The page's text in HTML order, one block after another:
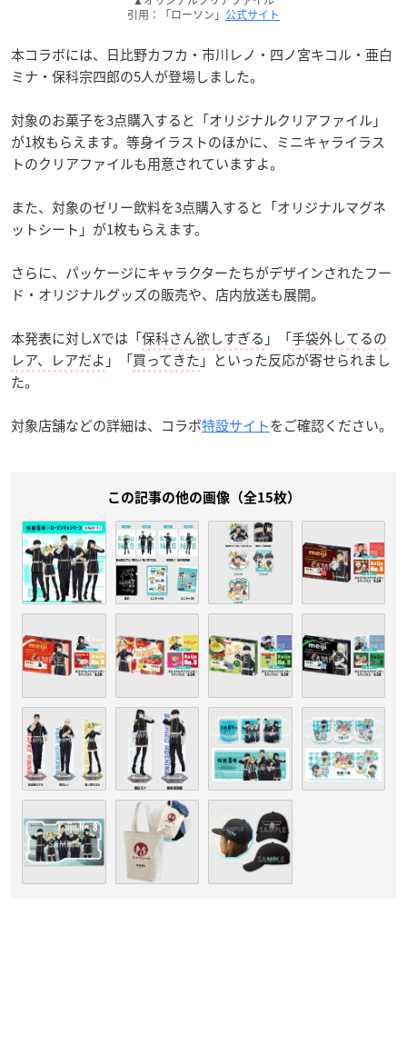
引用：「ローソン」 公式サイト
本コラボには、日比野カフカ・市川レノ・四ノ宮キコル・亜白
ミナ・保科宗四郎の5人が登場しました。
対象のお菓子を3点購入すると「オリジナルクリアファイル」
が1枚もらえます。等身イラストのほかに、ミニキャライラス
トのクリアファイルも用意されていますよ。
また、対象のゼリー飲料を3点購入すると「オリジナルマグネ
ットシート」が1枚もらえます。
さらに、パッケージにキャラクターたちがデザインされたフー
ド・オリジナルグッズの販売や、店内放送も展開。
本発表に対しXでは「保科さん欲しすぎる 」「手袋外してるの
レア、レアだよ 」「買ってきた 」といった反応が寄せられまし
た。
対象店舗などの詳細は、コラボ特設サイトをご確認ください。
この記事の他の画像（全15枚）